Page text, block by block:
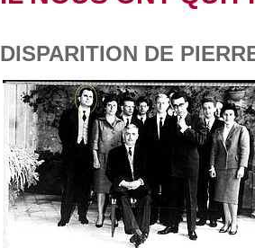
DISPARITION DE